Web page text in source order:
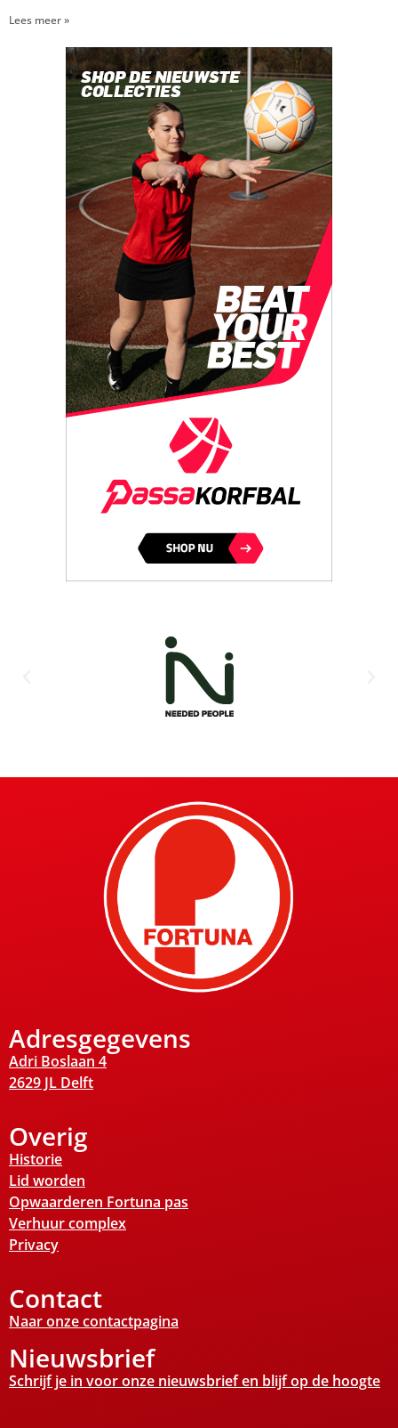
Lees meer »
Adresgegevens
Adri Boslaan 4
2629 JL Delft
Overig
Historie
Lid worden
Opwaarderen Fortuna pas
Verhuur complex
Privacy
Contact
Naar onze contactpagina
Nieuwsbrief
Schrijf je in voor onze nieuwsbrief en blijf op de hoogte